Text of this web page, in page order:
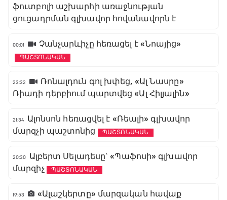
ֆուտբոլի աշխարհի առաջնության
ցուցադրման գլխավոր հովանավորն է
00:01 Չանչարևիչը հեռացել է «Նոայից»
ՊԱՇՏՈՆԱԿԱՆ
23:32
Ռոնալդուն գոլ խփեց, «Ալ Նասրը»
Ռիադի դերբիում պարտվեց «Ալ Հիլյալին»
21:34 Ալոնսոն հեռացվել է «Ռեալի» գլխավոր
մարզչի պաշտոնից
ՊԱՇՏՈՆԱԿԱՆ
20:30
Ալբերտ Սելադեսը` «Պաֆոսի» գլխավոր
մարզիչ
ՊԱՇՏՈՆԱԿԱՆ
19:53
«Ալաշկերտը» մարզական հավաք